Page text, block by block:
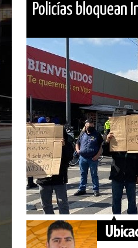
Policías bloquean